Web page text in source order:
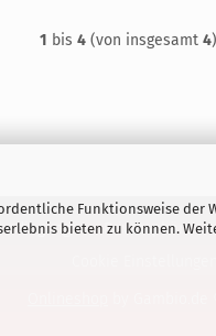
Funktionsweise der
bieten zu können.
1 bis 4(von insgesamt 4)
Privatsphäre